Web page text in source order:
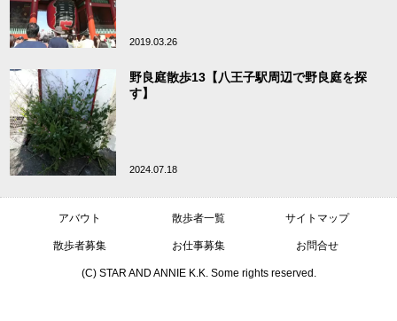
2019.03.26
野良庭散歩13【八王子駅周辺で野良庭を探
す】
2024.07.18
アバウト 散歩者一覧 サイトマップ
散歩者募集 お仕事募集 お問合せ
(C) STAR AND ANNIE K.K. Some rights reserved.